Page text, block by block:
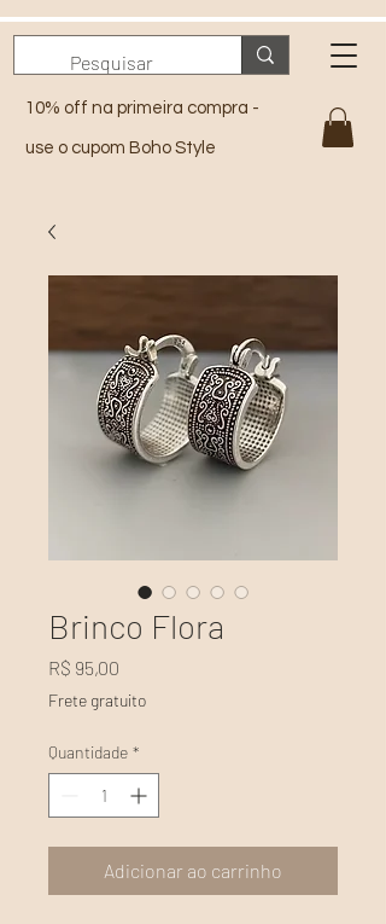
10% off na primeira compra -
use o cupom Boho Style
Brinco Flora
R$ 95,00
Frete gratuito
Quantidade *
Adicionar ao carrinho